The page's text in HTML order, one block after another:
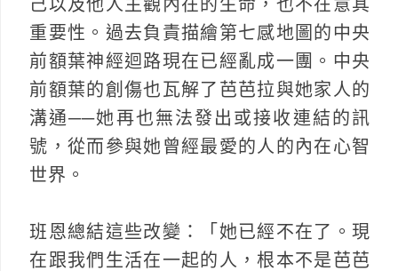
己以及他人主觀內在的生命，也不在意其
重要性。過去負責描繪第七感地圖的中央
前額葉神經迴路現在已經亂成一團。中央
前額葉的創傷也瓦解了芭芭拉與她家人的
溝通──她再也無法發出或接收連結的訊
號，從而參與她曾經最愛的人的內在心智
世界。
班恩總結這些改變：「她已經不在了。現
在跟我們生活在一起的人，根本不是芭芭